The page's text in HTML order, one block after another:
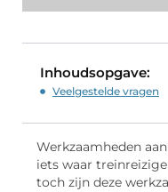
Inhoudsopgave:
Veelgestelde vragen
Werkzaamheden
iets waar
toch zijn deze